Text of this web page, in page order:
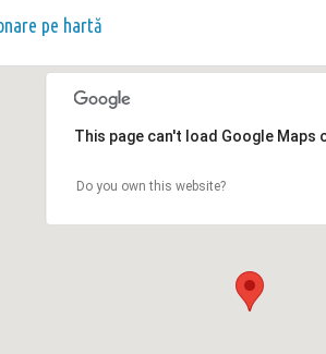
pe hartă
This page can't load Google Maps
Do you own this website?